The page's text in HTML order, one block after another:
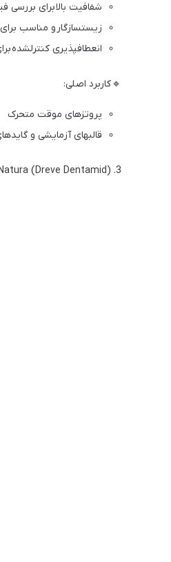
شفافیت بالا برای بررسی
زیستسازگار و مناسب
انعطافپذیری کنترلشده
🔹 کاربرد اصلی:
پروتزهای موقت متحرک
قالبهای آزمایشی و
3. Dreve Fototec Natura (Dreve Dentamid)